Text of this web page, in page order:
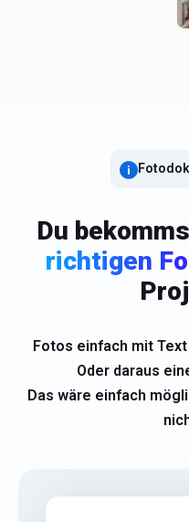
Du
richtigen
Fotos einfach mit
Oder daraus
Das wäre einfach